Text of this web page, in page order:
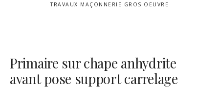
TRAVAUX MAÇONNERIE GROS OEUVRE
Primaire sur chape anhydrite
avant pose support carrelage